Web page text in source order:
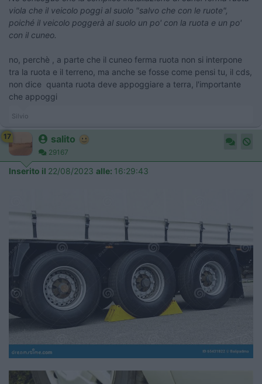
viola che il veicolo poggi al suolo "salvo che con le ruote",
poiché il veicolo poggerà al suolo un po' con la ruota e un po'
con il cuneo.
no, perchè , a parte che il cuneo ferma ruota non si interpone
tra la ruota e il terreno, ma anche se fosse come pensi tu, il cds,
non dice quanta ruota deve appoggiare a terra, l'importante
che appoggi
Silvio
17 salito
29167
Inserito il 22/08/2023 alle: 16:29:43